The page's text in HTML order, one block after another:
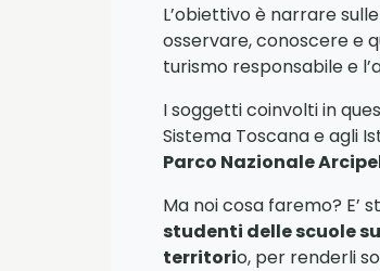
L’obiettivo è narrare
osservare, conoscere e
turismo responsabile e
I soggetti coinvolti in
Sistema Toscana e agli
Parco Nazionale
Ma noi cosa faremo? E’
studenti delle scuole
territorio, per renderli